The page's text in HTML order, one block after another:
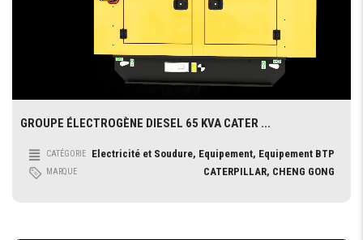
GROUPE ÉLECTROGÈNE DIESEL 65 KVA CATER ...
CATÉGORIE Electricité et Soudure, Equipement, Equipement BTP
MARQUE CATERPILLAR, CHENG GONG